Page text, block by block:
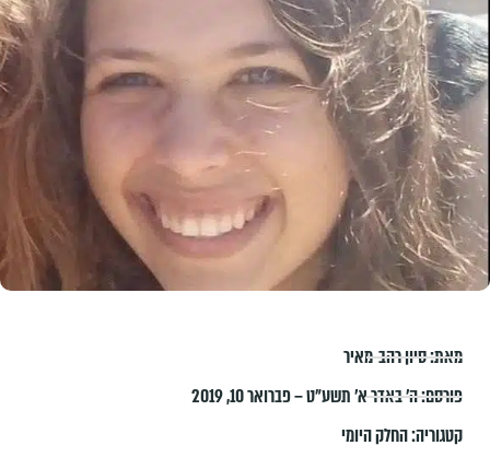
מאת:סיון רהב-מאיר
פורסם:ה׳ באדר א׳ תשע״ט – פברואר 10, 2019
קטגוריה:החלק היומי